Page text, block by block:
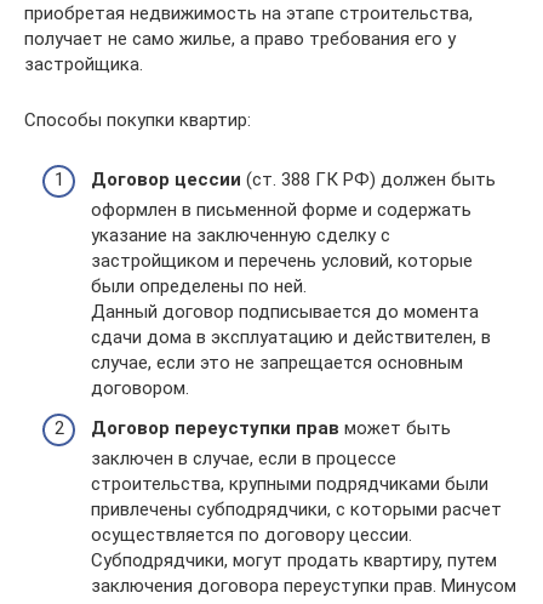
приобретая недвижимость на этапе строительства,
получает не само жилье, а право требования его у
застройщика.
Способы покупки квартир:
Договор цессии (ст. 388 ГК РФ) должен быть
оформлен в письменной форме и содержать
указание на заключенную сделку с
застройщиком и перечень условий, которые
были определены по ней.
Данный договор подписывается до момента
сдачи дома в эксплуатацию и действителен, в
случае, если это не запрещается основным
договором.
Договор переуступки прав может быть
заключен в случае, если в процессе
строительства, крупными подрядчиками были
привлечены субподрядчики, с которыми расчет
осуществляется по договору цессии.
Субподрядчики, могут продать квартиру, путем
заключения договора переуступки прав. Минусом